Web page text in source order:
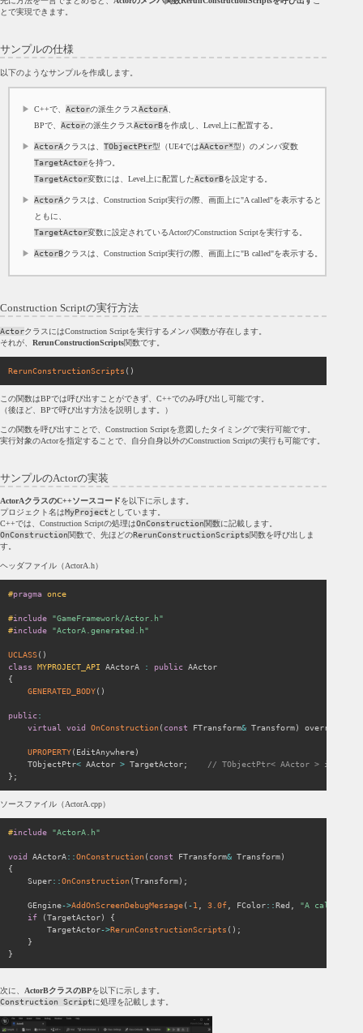
とで実現できます。
サンプルの仕様
以下のようなサンプルを作成します。
C++で、 Actorの派生クラスActorA
BPで、 Actorの派生クラスActorBを作成し、Level上に配置する。
ActorAクラスは、 TObjectPtr型（UE4ではAActor*型）のメンバ変数
TargetActorを持つ。
TargetActor変数には、Level上に配置したActorBを設定する。
ActorAクラスは、Construction Script実行の際、画面上に"A called"を表示すると
ともに、
TargetActor変数に設定されているActorのConstruction Scriptを実行する。
ActorBクラスは、Construction Script実行の際、画面上に"B called"を表示する。
Construction Scriptの実行方法
ActorクラスにはConstruction Scriptを実行するメンバ関数が存在します。
それが、 RerunConstructionScripts関数です。
RerunConstructionScripts ( )
この関数はBPでは呼び出すことができず、C++でのみ呼び出し可能です。
（後ほど、BPで呼び出す方法を説明します。）
この関数を呼び出すことで、Construction Scriptを意図したタイミングで実行可能です。
実行対象のActorを指定することで、自分自身以外のConstruction Scriptの実行も可能です。
サンプルのActorの実装
ActorAクラスのC++ソースコードを以下に示します。
プロジェクト名はMyProjectとしています。
C++では、Construction Scriptの処理はOnConstruction関数に記載します。
OnConstruction関数で、先ほどのRerunConstructionScripts関数を呼び出しま
す。
ヘッダファイル（ActorA.h）
#pragma once
#include
"GameFramework/Actor.h"
#include "ActorA.generated.h"
UCLASS( )
class
MYPROJECT_API AActorA : public
{
GENERATED_BODY( )
public:
virtual
void OnConstruction( const FTransform& Transform) override
UPROPERTY( EditAnywhere)
    TObjectPtr
< AActor > TargetActor;
// TObjectPtr< AActor > is
} ;
ソースファイル（ActorA.cpp）
#include "ActorA.h"
void AActorA::OnConstruction( const FTransform& Transform)
{
	Super
::OnConstruction(Transform) ;
    GEngine
->AddOnScreenDebugMessage( -1, 3.0f, FColor:: Red , "A called"
if
(TargetActor)
{
        TargetActor
->RerunConstructionScripts ( ) ;
}
}
次に、 ActorBクラスのBPを以下に示します。
Construction Scriptに処理を記載します。